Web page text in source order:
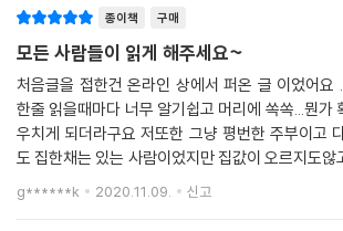
종이책 구매
모든 사람들이 읽게 해주세요~
처음글을 접한건 온라인 상에서 퍼온 글 이었어요
한줄 읽을때마다 너무 알기쉽고 머리에 쏙쏙...뭔가
우치게 되더라구요 저또한 그냥 평번한 주부이고
도 집한채는 있는 사람이었지만 집값이 오르지도않
러니 아이교육하기도 애매 역도 애매..점점 구축되
그런 아파트...당연히 오를이유가 없는곳..지금 어지
g******k 2020.11.09. 신고